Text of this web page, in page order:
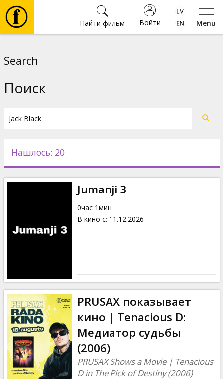
Menu
Войти
Найти фильм
Новости
Кинозакуски
Клуб
Search
Поиск
Нашлось: 20
Jumanji 3
0час 1мин
В кино с: 11.12.2026
PRUSAX показывает
кино | Tenacious D:
Медиатор судьбы
(2006)
PRUSAX Shows a Movie | Tenacious
D in The Pick of Destiny (2006)